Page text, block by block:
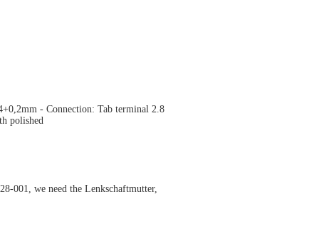
- Connection: Tab terminal 2.8
polished
001, we need the Lenkschaftmutter,